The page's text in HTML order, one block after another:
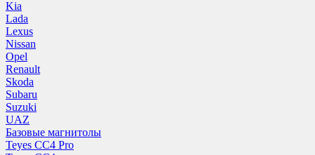
Kia
Lada
Lexus
Nissan
Opel
Renault
Skoda
Subaru
Suzuki
UAZ
Базовые магнитолы
Teyes CC4 Pro